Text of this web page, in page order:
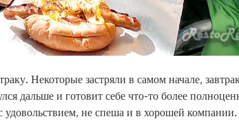
Некоторые застряли в самом начале,
дальше и готовит себе что-то более
удовольствием, не спеша и в хорошей компании.